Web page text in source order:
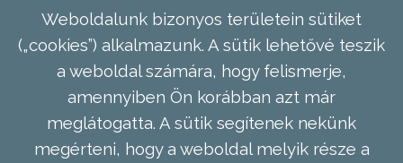
Weboldalunk bizonyos területein sütiket
(„cookies”) alkalmazunk. A sütik lehetővé teszik
a weboldal számára, hogy felismerje,
amennyiben Ön korábban azt már
meglátogatta. A sütik segítenek nekünk
megérteni, hogy a weboldal melyik része a